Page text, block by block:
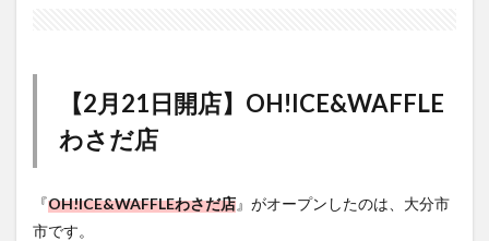
【2月21日開店】OH!ICE&WAFFLE
わさだ店
『OH!ICE&WAFFLEわさだ店』がオープンしたのは、大分市
市です。